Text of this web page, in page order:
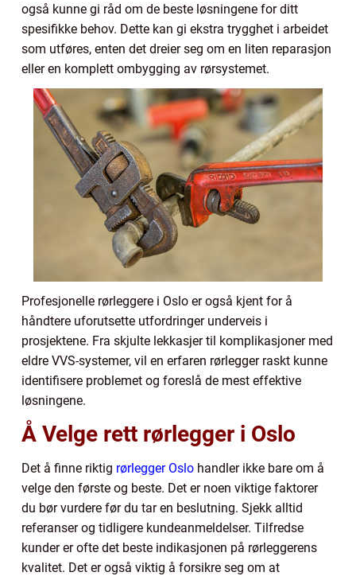
også kunne gi råd om de beste løsningene for ditt
spesifikke behov. Dette kan gi ekstra trygghet i arbeidet
som utføres, enten det dreier seg om en liten reparasjon
eller en komplett ombygging av rørsystemet.
Profesjonelle rørleggere i Oslo er også kjent for å
håndtere uforutsette utfordringer underveis i
prosjektene. Fra skjulte lekkasjer til komplikasjoner med
eldre VVS-systemer, vil en erfaren rørlegger raskt kunne
identifisere problemet og foreslå de mest effektive
løsningene.
Å Velge rett rørlegger i Oslo
Det å finne riktig rørlegger Oslo handler ikke bare om å
velge den første og beste. Det er noen viktige faktorer
du bør vurdere før du tar en beslutning. Sjekk alltid
referanser og tidligere kundeanmeldelser. Tilfredse
kunder er ofte det beste indikasjonen på rørleggerens
kvalitet. Det er også viktig å forsikre seg om at